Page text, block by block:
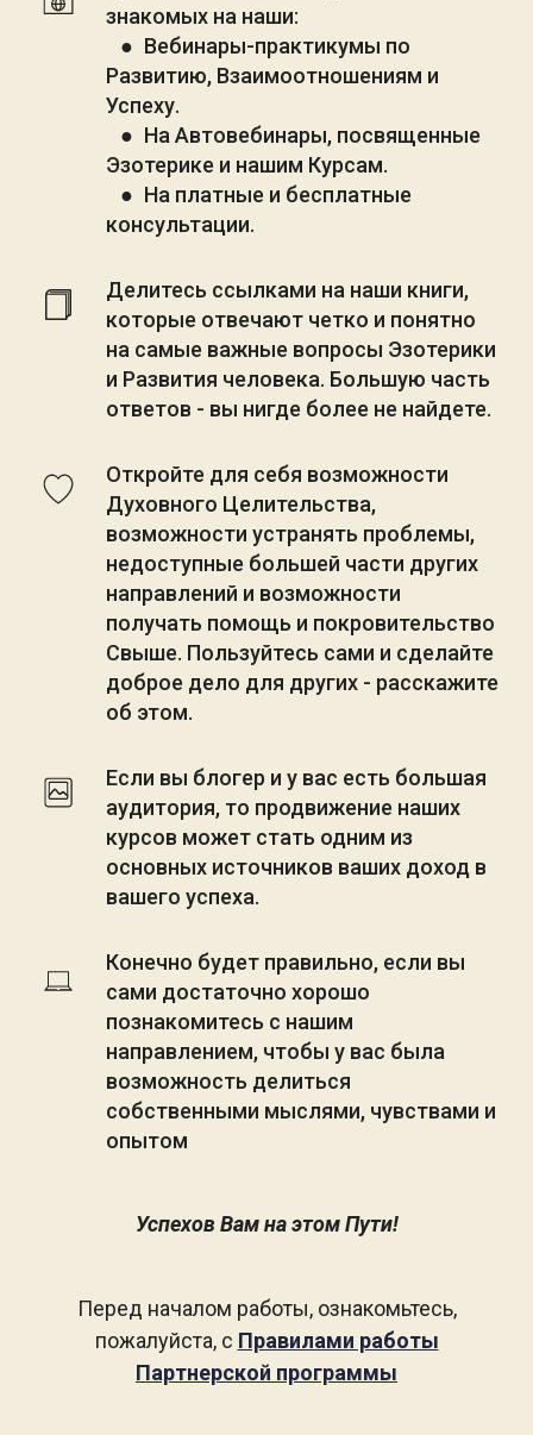
знакомых на наши:
● Вебинары-практикумы по
Развитию, Взаимоотношениям и
Успеху.
● На Автовебинары, посвященные
Эзотерике и нашим Курсам.
● На платные и бесплатные
консультации.
Делитесь ссылками на наши книги,
которые отвечают четко и понятно
на самые важные вопросы Эзотерики
и Развития человека. Большую часть
ответов - вы нигде более не найдете.
Откройте для себя возможности
Духовного Целительства,
возможности устранять проблемы,
недоступные большей части других
направлений и возможности
получать помощь и покровительство
Свыше. Пользуйтесь сами и сделайте
доброе дело для других - расскажите
об этом.
Если вы блогер и у вас есть большая
аудитория, то продвижение наших
курсов может стать одним из
основных источников ваших доход в
вашего успеха.
Конечно будет правильно, если вы
сами достаточно хорошо
познакомитесь с нашим
направлением, чтобы у вас была
возможность делиться
собственными мыслями, чувствами и
опытом
Успехов Вам на этом Пути!
Перед началом работы, ознакомьтесь,
пожалуйста, с Правилами работы
Партнерской программы